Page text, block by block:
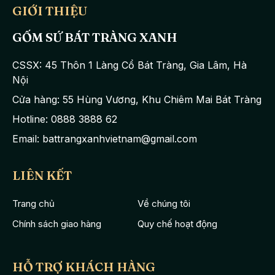
Ấm trà mang dáng tròn bẹt giống nhiều loại ấm thông thường,
cách điệu như những đốt tre, trúc rất cầu kì nhưng vẫn rất tiện
giữ vệ sịnh và tránh nóng tay khi người dùng sử dụng.
truyền thống. Các chi tiết như nắp ấm, miệng ấm, viền miệng
GIỚI THIỆU
GỐM SỨ BÁT TRÀNG XANH
CSSX: 45 Thôn 1 Làng Cổ Bát Tràng, Gia Lâm, Hà
Nội
Cửa hàng: 55 Hùng Vương, Khu Chiêm Mai Bát Tràng
Hotline: 0888 3888 62
Email: battrangxanhvietnam@gmail.com
LIÊN KẾT
Trang chủ
Về chúng tôi
Chính sách giao hàng
Quy chế hoạt động
HỖ TRỢ KHÁCH HÀNG